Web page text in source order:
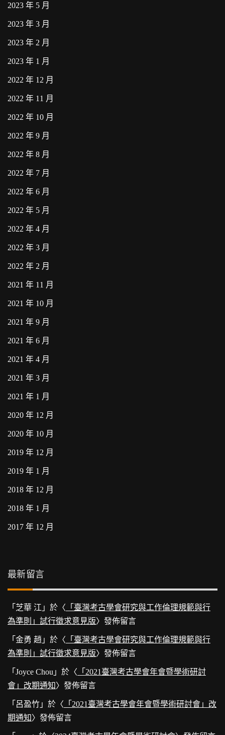
2023 年 5 月
2023 年 3 月
2023 年 2 月
2023 年 1 月
2022 年 12 月
2022 年 11 月
2022 年 10 月
2022 年 9 月
2022 年 8 月
2022 年 7 月
2022 年 6 月
2022 年 5 月
2022 年 4 月
2022 年 3 月
2022 年 2 月
2021 年 11 月
2021 年 10 月
2021 年 9 月
2021 年 6 月
2021 年 4 月
2021 年 3 月
2021 年 1 月
2020 年 12 月
2020 年 10 月
2019 年 12 月
2019 年 1 月
2018 年 12 月
2018 年 1 月
2017 年 12 月
最新留言
「 芝華 江 」於〈 「臺灣考古學會研究與工作倫理規範與行
為準則」試行徵求意見版〉發佈留言
「 金勇 趙 」於〈 「臺灣考古學會研究與工作倫理規範與行
為準則」試行徵求意見版〉發佈留言
「 Joyce Chou 」於〈 「2021臺灣考古學會年會暨學術研討
會」改期通知〉發佈留言
「 呂盈竹 」於〈 「2021臺灣考古學會年會暨學術研討會」改
期通知〉發佈留言